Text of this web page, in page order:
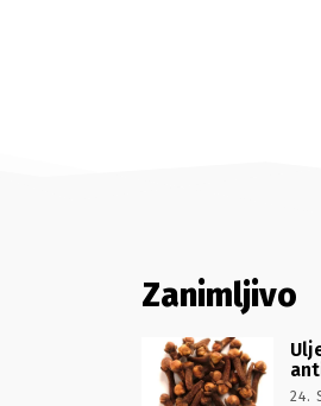
Zanimljivo
24.